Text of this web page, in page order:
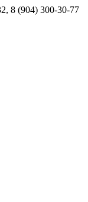
8 (904) 300-30-77